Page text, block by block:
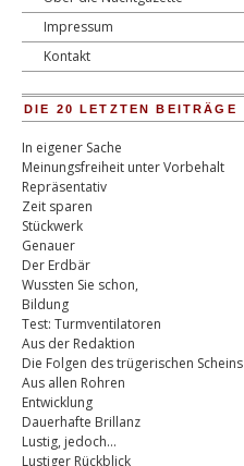
Impressum
Kontakt
DIE 20 LETZTEN BEITRÄGE
In eigener Sache
Meinungsfreiheit unter Vorbehalt
Repräsentativ
Zeit sparen
Stückwerk
Genauer
Der Erdbär
Wussten Sie schon,
Bildung
Test: Turmventilatoren
Aus der Redaktion
Die Folgen des trügerischen Scheins
Aus allen Rohren
Entwicklung
Dauerhafte Brillanz
Lustig, jedoch…
Lustiger Rückblick